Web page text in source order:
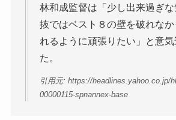
林和成監督は「少し出来過ぎ
抜ではベスト８の壁を破れな
れるように頑張りたい」と意
た。
引用元: https://headlines.yahoo.co.jp/
00000115-spnannex-base